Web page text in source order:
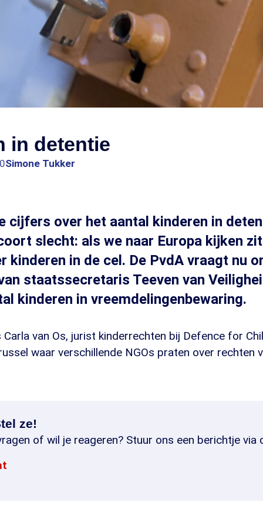
in detentie
Simone Tukker
cijfers over het aantal kinderen in
slecht: als we naar Europa kijken
kinderen in de cel. De PvdA vraagt nu
staatssecretaris Teeven van
kinderen in vreemdelingenbewaring.
van Os, jurist kinderrechten bij Defence for
waar verschillende NGOs praten over rechten
ze!
of wil je reageren? Stuur ons een berichtje via